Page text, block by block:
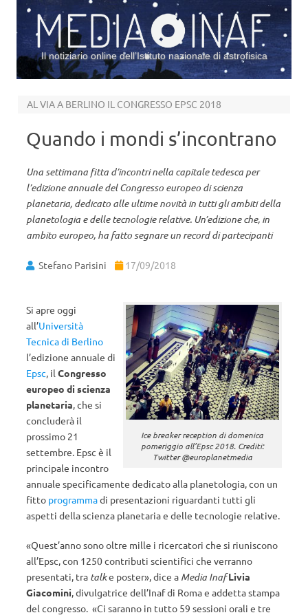
Il notiziario online dell’Istituto nazionale di astrofisica
AL VIA A BERLINO IL CONGRESSO EPSC 2018
Quando i mondi s’incontrano
Una settimana fitta d’incontri nella capitale tedesca per
l’edizione annuale del Congresso europeo di scienza
planetaria, dedicato alle ultime novità in tutti gli ambiti della
planetologia e delle tecnologie relative. Un’edizione che, in
ambito europeo, ha fatto segnare un record di partecipanti
Stefano Parisini 17/09/2018
Ice breaker reception di domenica
pomeriggio all’Epsc 2018. Crediti:
Twitter @europlanetmedia
Si apre oggi
all’Università
Tecnica di Berlino
l’edizione annuale di
Epsc, il Congresso
europeo di scienza
planetaria, che si
concluderà il
prossimo 21
settembre. Epsc è il
principale incontro
annuale specificamente dedicato alla planetologia, con un
fitto programmadi presentazioni riguardanti tutti gli
aspetti della scienza planetaria e delle tecnologie relative.
«Quest’anno sono oltre mille i ricercatori che si riuniscono
all’Epsc, con 1250 contributi scientifici che verranno
presentati, tra talke poster», dice a Media Inaf Livia
Giacomini, divulgatrice dell’Inaf di Roma e addetta stampa
del congresso. «Ci saranno in tutto 59 sessioni orali e tre